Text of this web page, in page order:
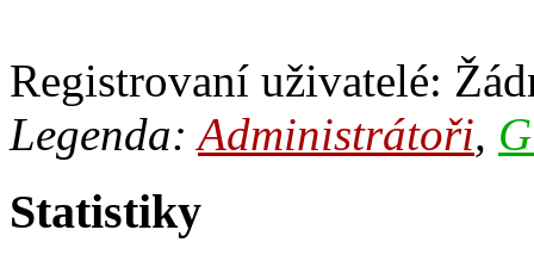
Registrovaní uživatelé:
Legenda:Administrátoři,
Statistiky